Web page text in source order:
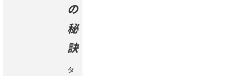
の
秘
訣
タ